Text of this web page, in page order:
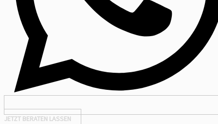
JETZT BERATEN LASSEN